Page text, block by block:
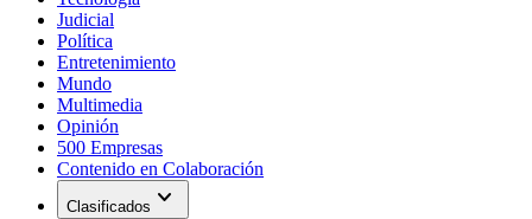
Judicial
Política
Entretenimiento
Mundo
Multimedia
Opinión
500 Empresas
Contenido en Colaboración
Clasificados expand_more